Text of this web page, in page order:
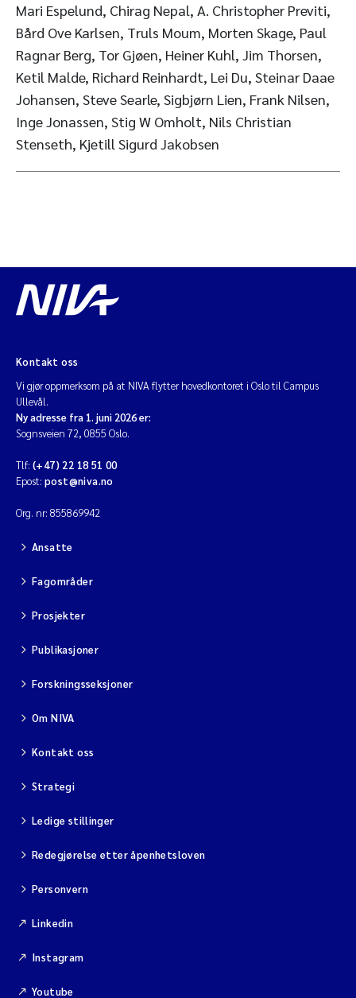
Mari Espelund, Chirag Nepal, A. Christopher Previti,
Bård Ove Karlsen, Truls Moum, Morten Skage, Paul
Ragnar Berg, Tor Gjøen, Heiner Kuhl, Jim Thorsen,
Ketil Malde, Richard Reinhardt, Lei Du, Steinar Daae
Johansen, Steve Searle, Sigbjørn Lien, Frank Nilsen,
Inge Jonassen, Stig W Omholt, Nils Christian
Stenseth, Kjetill Sigurd Jakobsen
Kontakt oss
Vi gjør oppmerksom på at NIVA flytter hovedkontoret i Oslo til Campus
Ullevål.
Ny adresse fra 1. juni 2026 er:
Sognsveien 72, 0855 Oslo.
Tlf: (+47) 22 18 51 00
Epost: post@niva.no
Org. nr: 855869942
Ansatte
Fagområder
Prosjekter
Publikasjoner
Forskningsseksjoner
Om NIVA
Kontakt oss
Strategi
Ledige stillinger
Redegjørelse etter åpenhetsloven
Personvern
Linkedin
Instagram
Youtube